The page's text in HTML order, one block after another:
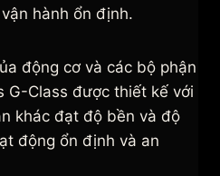
hành ổn định.
động cơ và các bộ phận
G-Class được thiết kế với
khác đạt độ bền và độ
động ổn định và an